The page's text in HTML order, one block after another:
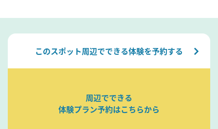
このスポット周辺でできる体験を予約する
周辺でできる
体験プラン予約はこちらから